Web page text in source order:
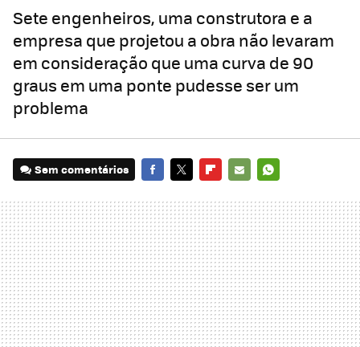
Sete engenheiros, uma construtora e a
empresa que projetou a obra não levaram
em consideração que uma curva de 90
graus em uma ponte pudesse ser um
problema
Sem comentários
MAIL